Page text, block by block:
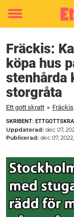
Toggle
Fräckis:
köpa hus
stenhårda
storgråta
Ett gott skratt » Fräckis
SKRIBENT:
Uppdaterad: dec 07,
Publicerad: dec 07,